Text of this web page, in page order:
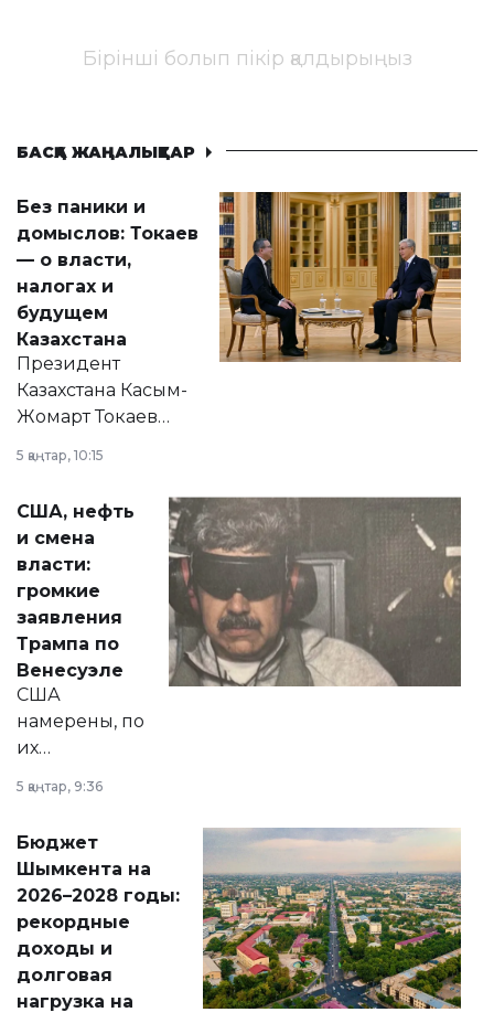
Бірінші болып пікір қалдырыңыз
БАСҚА ЖАҢАЛЫҚТАР
Без паники и
домыслов: Токаев
— о власти,
налогах и
будущем
Казахстана
Президент
Казахстана Касым-
Жомарт Токаев
сразу несколько
актуальных тем —
от слухов о
политических
реформах до
вопросов армии,
экономики и
личного здоровья.
5 қаңтар, 10:15
США, нефть
и смена
власти:
громкие
заявления
Трампа по
Венесуэле
США
намерены, по
их
принести
народу
Венесуэлы.
5 қаңтар, 9:36
Бюджет
Шымкента на
2026–2028 годы:
рекордные
доходы и
долговая
нагрузка на